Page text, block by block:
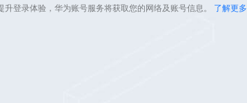
升登录体验，华为账号服务将获取您的网络及账号信息。 了解更多